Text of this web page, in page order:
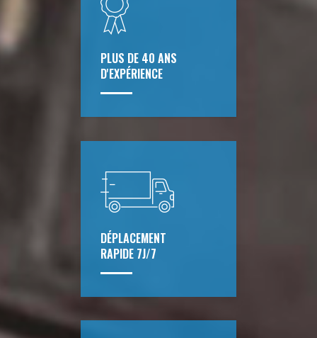
PLUS DE 40 ANS
D'EXPÉRIENCE
DÉPLACEMENT
RAPIDE 7J/7